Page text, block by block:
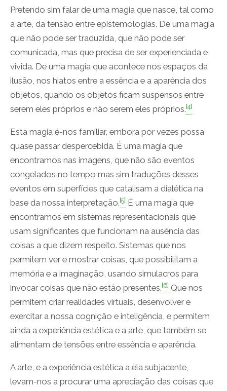
Pretendo sim falar de uma magia que nasce, tal como
a arte, da tensão entre epistemologias. De uma magia
que não pode ser traduzida, que não pode ser
comunicada, mas que precisa de ser experienciada e
vivida. De uma magia que acontece nos espaços da
ilusão, nos hiatos entre a essência e a aparência dos
objetos, quando os objetos ficam suspensos entre
serem eles próprios e não serem eles próprios. [4]
Esta magia é-nos familiar, embora por vezes possa
quase passar despercebida. É uma magia que
encontramos nas imagens, que não são eventos
congelados no tempo mas sim traduções desses
eventos em superfícies que catalisam a dialética na
base da nossa interpretação.[5] É uma magia que
encontramos em sistemas representacionais que
usam significantes que funcionam na ausência das
coisas a que dizem respeito. Sistemas que nos
permitem ver e mostrar coisas, que possibilitam a
memória e a imaginação, usando simulacros para
invocar coisas que não estão presentes.[6] Que nos
permitem criar realidades virtuais, desenvolver e
exercitar a nossa cognição e inteligência, e permitem
ainda a experiência estética e a arte, que também se
alimentam de tensões entre essência e aparência.
A arte, e a experiência estética a ela subjacente,
levam-nos a procurar uma apreciação das coisas que